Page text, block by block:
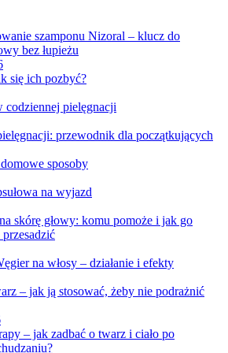
szamponu Nizoral – klucz do
bez łupieżu
się ich pozbyć?
codziennej pielęgnacji
przewodnik dla początkujących
sposoby
na wyjazd
skórę głowy: komu pomoże i jak go
na włosy – działanie i efekty
– jak ją stosować, żeby nie podrażnić
– jak zadbać o twarz i ciało po